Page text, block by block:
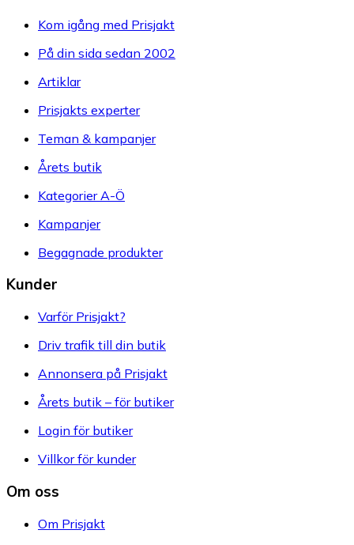
Kom igång med Prisjakt
På din sida sedan 2002
Artiklar
Prisjakts experter
Teman & kampanjer
Årets butik
Kategorier A-Ö
Kampanjer
Begagnade produkter
Kunder
Varför Prisjakt?
Driv trafik till din butik
Annonsera på Prisjakt
Årets butik – för butiker
Login för butiker
Villkor för kunder
Om oss
Om Prisjakt